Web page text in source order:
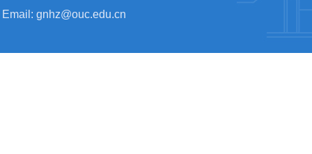
Email: gnhz@ouc.edu.cn